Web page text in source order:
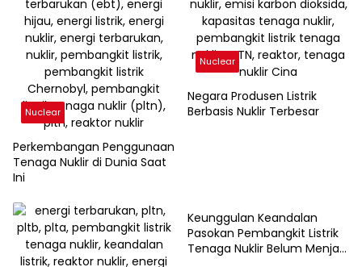
Nuclear
Perkembangan Penggunaan
Tenaga Nuklir di Dunia Saat
Ini
Nuclear
Negara Produsen Listrik
Berbasis Nuklir Terbesar
Keunggulan Keandalan
Pasokan Pembangkit Listrik
Tenaga Nuklir Belum Menjadi